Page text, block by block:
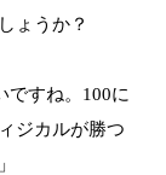
ょうか？
ですね。100に
ジカルが勝つ